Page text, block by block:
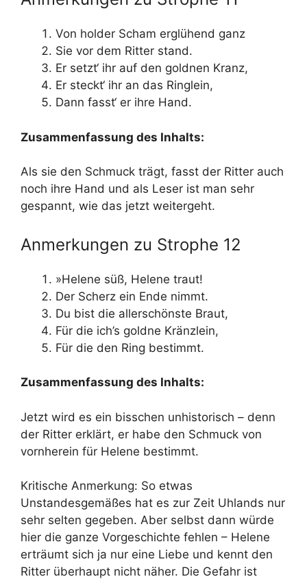
Von holder Scham erglühend ganz
Sie vor dem Ritter stand.
Er setzt‘ ihr auf den goldnen Kranz,
Er steckt‘ ihr an das Ringlein,
Dann fasst‘ er ihre Hand.
Zusammenfassung des Inhalts:
Als sie den Schmuck trägt, fasst der Ritter auch
noch ihre Hand und als Leser ist man sehr
gespannt, wie das jetzt weitergeht.
Anmerkungen zu Strophe 12
»Helene süß, Helene traut!
Der Scherz ein Ende nimmt.
Du bist die allerschönste Braut,
Für die ich’s goldne Kränzlein,
Für die den Ring bestimmt.
Zusammenfassung des Inhalts:
Jetzt wird es ein bisschen unhistorisch – denn
der Ritter erklärt, er habe den Schmuck von
vornherein für Helene bestimmt.
Kritische Anmerkung: So etwas
Unstandesgemäßes hat es zur Zeit Uhlands nur
sehr selten gegeben. Aber selbst dann würde
hier die ganze Vorgeschichte fehlen – Helene
erträumt sich ja nur eine Liebe und kennt den
Ritter überhaupt nicht näher. Die Gefahr ist